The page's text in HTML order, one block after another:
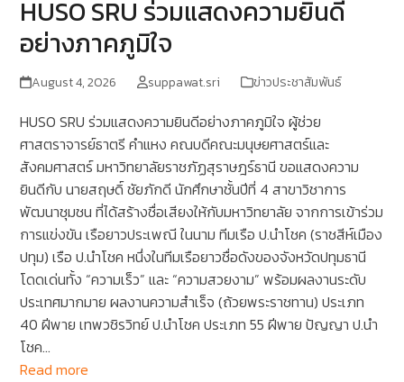
HUSO SRU ร่วมแสดงความยินดี
อย่างภาคภูมิใจ
August 4, 2026 suppawat.sri ข่าวประชาสัมพันธ์
HUSO SRU ร่วมแสดงความยินดีอย่างภาคภูมิใจ ผู้ช่วย
ศาสตราจารย์ธาตรี คำแหง คณบดีคณะมนุษยศาสตร์และ
สังคมศาสตร์ มหาวิทยาลัยราชภัฏสุราษฎร์ธานี ขอแสดงความ
ยินดีกับ นายสฤษดิ์ ชัยภักดี นักศึกษาชั้นปีที่ 4 สาขาวิชาการ
พัฒนาชุมชน ที่ได้สร้างชื่อเสียงให้กับมหาวิทยาลัย จากการเข้าร่วม
การแข่งขัน เรือยาวประเพณี ในนาม ทีมเรือ ป.นำโชค (ราชสีห์เมือง
ปทุม) เรือ ป.นำโชค หนึ่งในทีมเรือยาวชื่อดังของจังหวัดปทุมธานี
โดดเด่นทั้ง “ความเร็ว” และ “ความสวยงาม” พร้อมผลงานระดับ
ประเทศมากมาย ผลงานความสำเร็จ (ถ้วยพระราชทาน) ประเภท
40 ฝีพาย เทพวชิรวิทย์ ป.นำโชค ประเภท 55 ฝีพาย ปัญญา ป.นำ
โชค…
Read more